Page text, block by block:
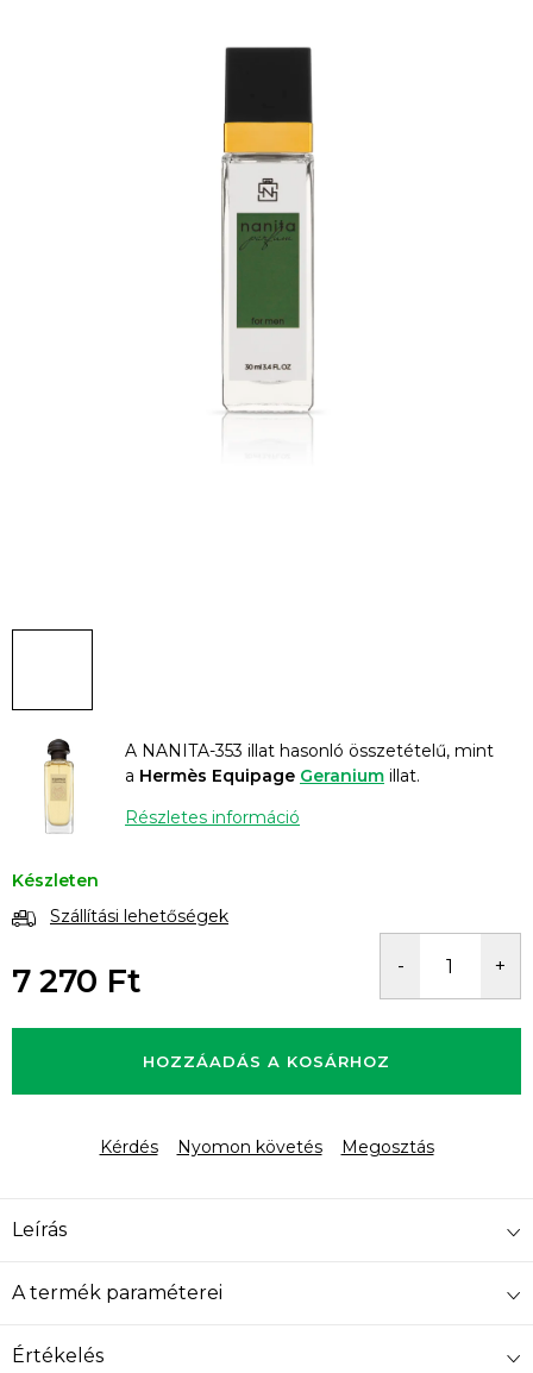
A NANITA-353 illat hasonló összetételű, mint
a Hermès Equipage Geranium illat.
Részletes információ
Készleten
Szállítási lehetőségek
7 270 Ft
HOZZÁADÁS A KOSÁRHOZ
Kérdés Nyomon követés Megosztás
Leírás
A termék paraméterei
Értékelés